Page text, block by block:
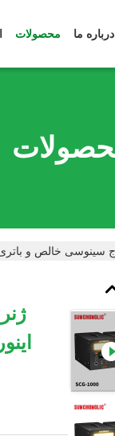
درباره ما محصولات